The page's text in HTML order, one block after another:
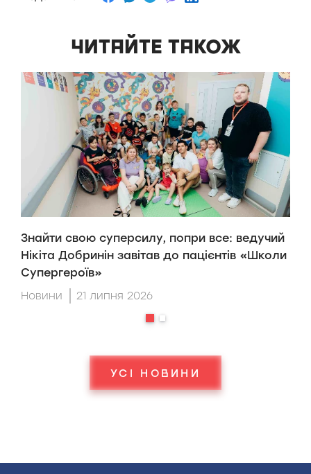
ЧИТАЙТЕ ТАКОЖ
Знайти свою суперсилу, попри все: ведучий
Нікіта Добринін завітав до пацієнтів «Школи
Супергероїв»
Новини 21 липня 2026
УСІ НОВИНИ